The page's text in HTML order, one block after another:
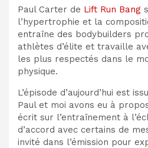
Paul Carter de Lift Run Bang
l’hypertrophie et la
entraîne des bodybuilders
athlètes d’élite et travaille
les plus respectés dans le
physique.
L’épisode d’aujourd’hui est
Paul et moi avons eu à
écrit sur l’entraînement à
d’accord avec certains de
invité dans l’émission pour